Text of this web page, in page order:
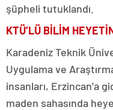
şüpheli tutuklandı.
KTÜ’LÜ BİLİM
Karadeniz Teknik
Uygulama ve
insanları, Erzincan’a
maden sahasında